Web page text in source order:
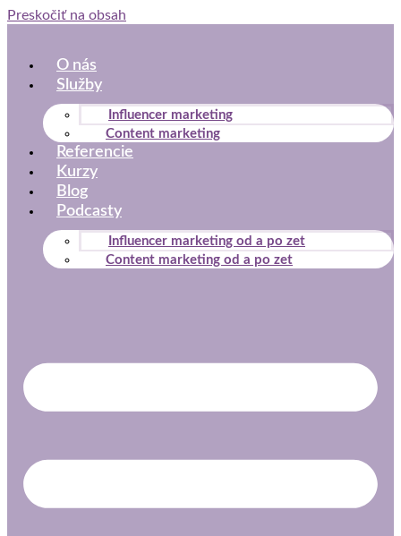
Preskočiť na obsah
O nás
Služby
Influencer marketing
Content marketing
Referencie
Kurzy
Blog
Podcasty
Influencer marketing od a po zet
Content marketing od a po zet